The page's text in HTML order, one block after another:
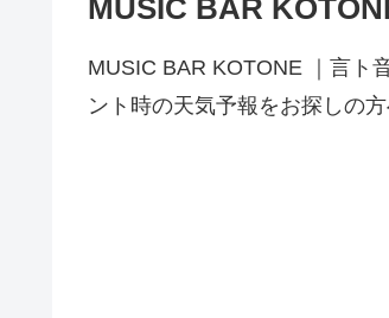
MUSIC BAR
MUSIC BAR KOTONE ｜言ト
ント時の天気予報をお探しの方